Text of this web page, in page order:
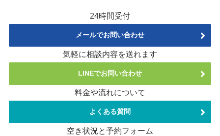
24時間受付
メールでお問い合わせ
気軽に相談内容を送れます
LINEでお問い合わせ
料金や流れについて
よくある質問
空き状況と予約フォーム